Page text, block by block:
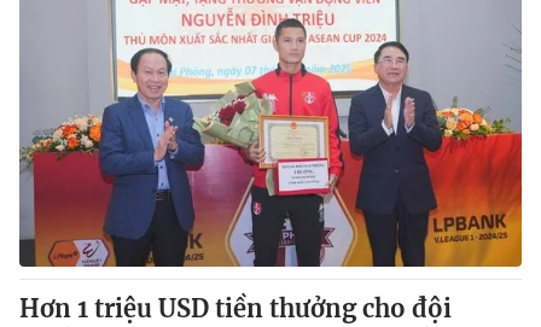
Hơn 1 triệu USD tiền thưởng cho đội